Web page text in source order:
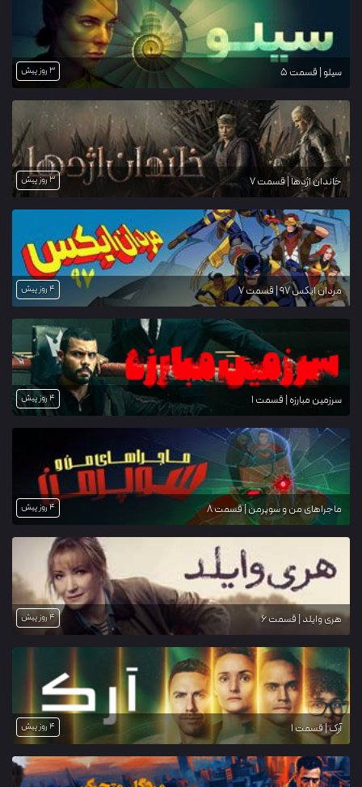
سیلو | قسمت 5 3 روز پیش
خاندان اژدها | قسمت 7 3 روز پیش
مردان ایکس ۹۷ | قسمت 7 4 روز پیش
سرزمین مبارزه | قسمت 1 4 روز پیش
ماجراهای من و سوپرمن | قسمت 8 4 روز پیش
هری وایلد | قسمت 6 4 روز پیش
آرک | قسمت 1 4 روز پیش